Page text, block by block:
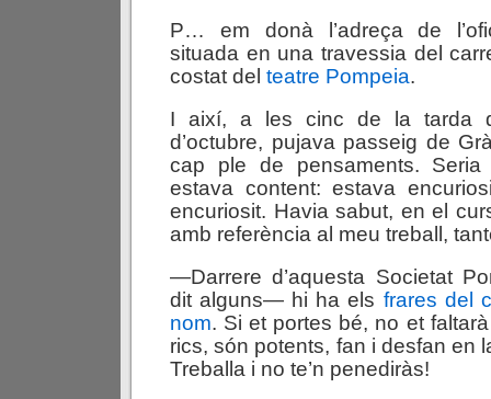
P… em donà l’adreça de
situada en una travessia del
costat del teatre Pompeia.
I així, a les cinc de la tarda
d’octubre, pujava passeig de
cap ple de pensaments.
estava content: estava
encuriosit. Havia sabut, en el
amb referència al meu treball,
—Darrere d’aquesta Societat
dit alguns— hi ha els frares del
nom. Si et portes bé, no et
rics, són potents, fan i desfan en
Treballa i no te’n penediràs!